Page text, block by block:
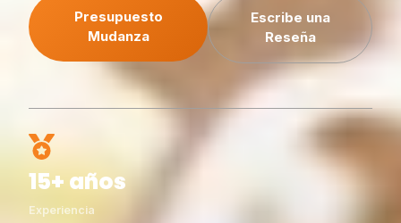
Presupuesto
Mudanza
Escribe una
Reseña
15+ años
Experiencia